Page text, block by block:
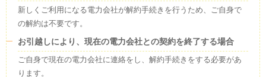
新しくご利用になる電力会社が解約手続きを行うため、ご自身で
の解約は不要です。
お引越しにより、現在の電力会社との契約を終了する場合
ご自身で現在の電力会社に連絡をし、解約手続きをする必要があ
ります。